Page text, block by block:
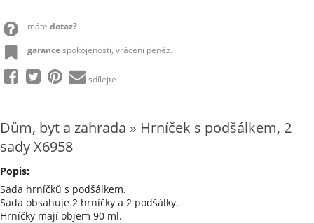
máte dotaz?
garancespokojenosti, vrácení peněz.
sdílejte
Dům, byt a zahrada » Hrníček s podšálkem, 2
sady X6958
Popis:
Sada hrníčků s podšálkem.
Sada obsahuje 2 hrníčky a 2 podšálky.
Hrníčky mají objem 90 ml.